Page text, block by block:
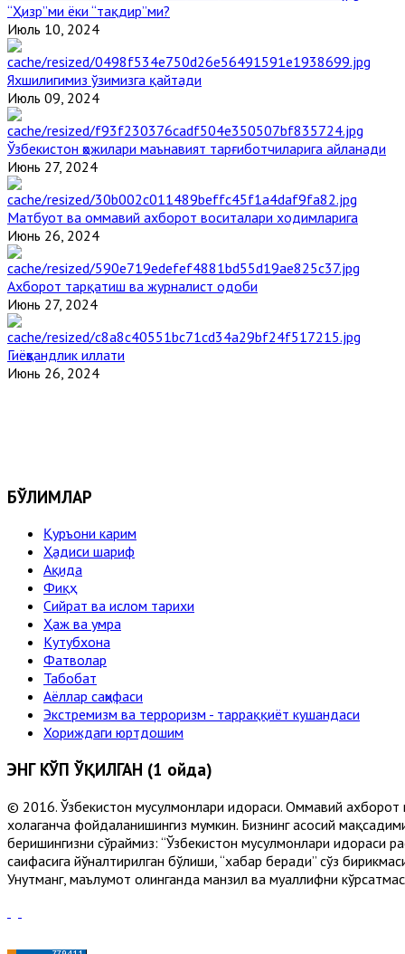
“Ҳизр”ми ёки “тақдир”ми?
Июль 10, 2024
Яхшилигимиз ўзимизга қайтади
Июль 09, 2024
Ўзбекистон ҳожилари маънавият тарғиботчиларига айланади
Июнь 27, 2024
Матбуот ва оммавий ахборот воситалари ходимларига
Июнь 26, 2024
Ахборот тарқатиш ва журналист одоби
Июнь 27, 2024
Гиёҳвандлик иллати
Июнь 26, 2024
БЎЛИМЛАР
Қуръони карим
Ҳадиси шариф
Ақида
Фиқҳ
Сийрат ва ислом тарихи
Ҳаж ва умра
Кутубхона
Фатволар
Табобат
Аёллар саҳифаси
Экстремизм ва терроризм - тарраққиёт кушандаси
Хориждаги юртдошим
ЭНГ КЎП ЎҚИЛГАН (1 ойда)
© 2016. Ўзбекистон мусулмонлари идораси. Оммавий ахборот
хоҳлаганча фойдаланишингиз мумкин. Бизнинг асосий
беришингизни сўраймиз: “Ўзбекистон мусулмонлари идораси
саҳифасига йўналтирилган бўлиши, “хабар беради” сўз
Унутманг, маълумот олинганда манзил ва муаллифни